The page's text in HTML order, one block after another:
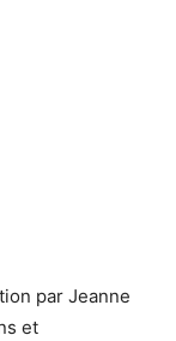
par Jeanne
et